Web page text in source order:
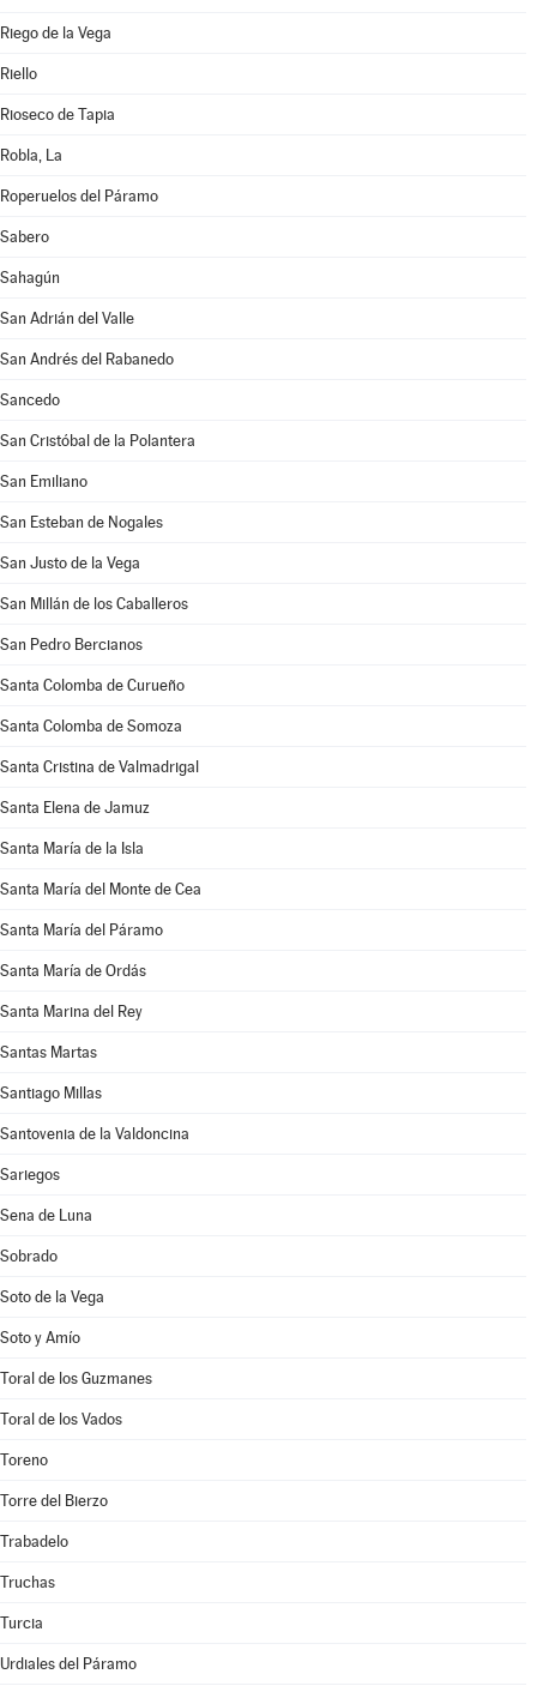
Riego de la Vega
Riello
Rioseco de Tapia
Robla, La
Roperuelos del Páramo
Sabero
Sahagún
San Adrián del Valle
San Andrés del Rabanedo
Sancedo
San Cristóbal de la Polantera
San Emiliano
San Esteban de Nogales
San Justo de la Vega
San Millán de los Caballeros
San Pedro Bercianos
Santa Colomba de Curueño
Santa Colomba de Somoza
Santa Cristina de Valmadrigal
Santa Elena de Jamuz
Santa María de la Isla
Santa María del Monte de Cea
Santa María del Páramo
Santa María de Ordás
Santa Marina del Rey
Santas Martas
Santiago Millas
Santovenia de la Valdoncina
Sariegos
Sena de Luna
Sobrado
Soto de la Vega
Soto y Amío
Toral de los Guzmanes
Toral de los Vados
Toreno
Torre del Bierzo
Trabadelo
Truchas
Turcia
Urdiales del Páramo